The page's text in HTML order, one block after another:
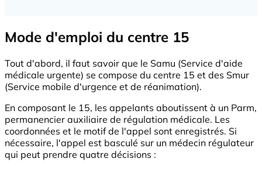
Mode d'emploi du centre 15
Tout d'abord, il faut savoir que le Samu (Service d'aide
médicale urgente) se compose du centre 15 et des Smur
(Service mobile d'urgence et de réanimation).
En composant le 15, les appelants aboutissent à un Parm,
permanencier auxiliaire de régulation médicale. Les
coordonnées et le motif de l'appel sont enregistrés. Si
nécessaire, l'appel est basculé sur un médecin régulateur
qui peut prendre quatre décisions :